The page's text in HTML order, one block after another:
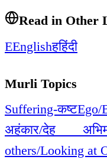
Read in Other
EEnglishहहिंदी
Murli Topics
Suffering-कष्टEgo/
अहंकार/देह
others/Looking at